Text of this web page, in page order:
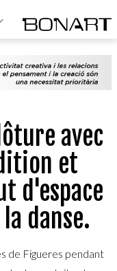
avec
et
d'espace
danse.
de Figueres pendant